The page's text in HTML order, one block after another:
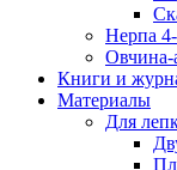
Нерпа
Овчина-
Книги и
Материалы
Для